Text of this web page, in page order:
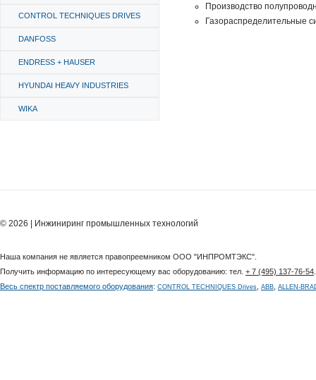
CONTROL TECHNIQUES DRIVES
DANFOSS
ENDRESS + HAUSER
HYUNDAI HEAVY INDUSTRIES
WIKA
Производство
Газораспределительные
© 2026 | Инжиниринг промышленных технологий
Наша компания не является правопреемником ООО "ИНПРОМТЭКС".
Получить информацию по интересующему вас оборудованию: тел. + 7 (495) 137-76-54
Весь спектр поставляемого оборудования: CONTROL TECHNIQUES Drives ABB ALLEN-